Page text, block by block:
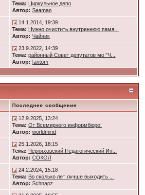
Тема: Циркульное депо
Автор: Seaman
14.1.2014, 19:39
Тема: Нужно очистить внутреннюю памя...
Автор: Чайник
23.9.2022, 14:39
Тема: районный Совет депутатов мо "Ч...
Автор: fantom
Последнее сообщение
12.9.2025, 13:24
Тема: От Всемирного информбюро!
Автор: worldmind
25.1.2026, 18:15
Тема: Черняховский Педагогический Ин...
Автор: СОКОЛ
24.2.2024, 15:18
Тема: Во сколько лет лучше выходить ...
Автор: Schnapz